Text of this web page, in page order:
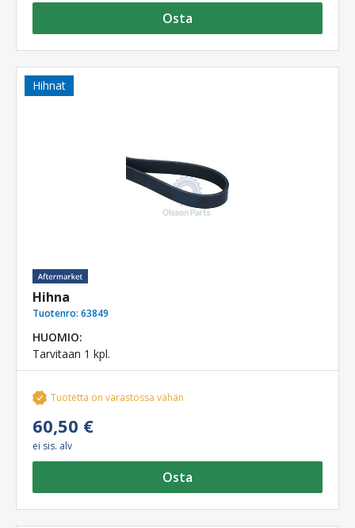
Osta
Hihnat
Hihna
Tuotenro: 63849
HUOMIO:
Tarvitaan 1 kpl.
Tuotetta on varastossa vähän
60,50 €
ei sis. alv
Osta